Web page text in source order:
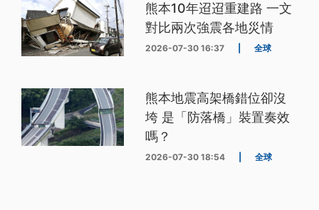
熊本10年迢迢重建路 一文
對比兩次強震各地災情
2026-07-30 16:37 全球
熊本地震高架橋錯位卻沒
垮 是「防落橋」裝置奏效
嗎？
2026-07-30 18:54 全球